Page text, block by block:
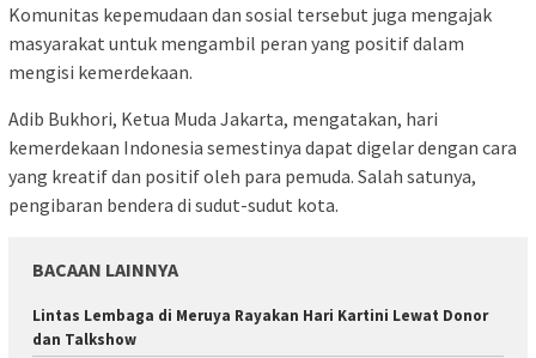
Komunitas kepemudaan dan sosial tersebut juga mengajak
masyarakat untuk mengambil peran yang positif dalam
mengisi kemerdekaan.
Adib Bukhori, Ketua Muda Jakarta, mengatakan, hari
kemerdekaan Indonesia semestinya dapat digelar dengan cara
yang kreatif dan positif oleh para pemuda. Salah satunya,
pengibaran bendera di sudut-sudut kota.
BACAAN LAINNYA
Lintas Lembaga di Meruya Rayakan Hari Kartini Lewat Donor
dan Talkshow